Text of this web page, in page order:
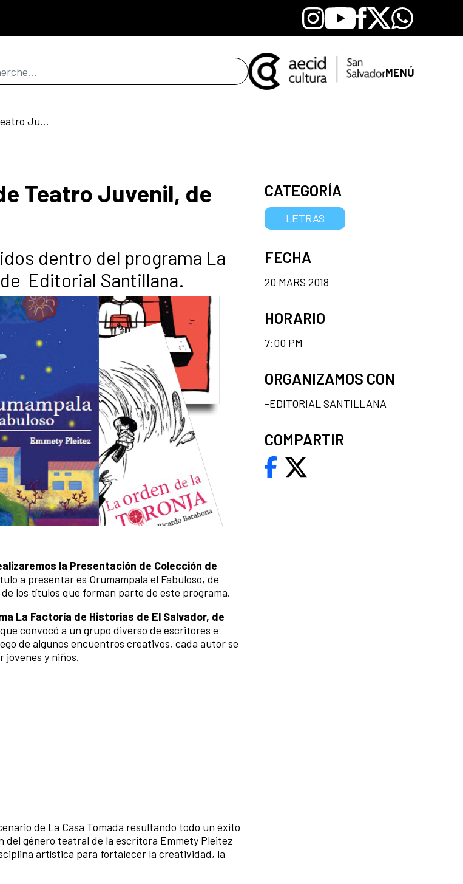
Instagram
YoutubeFacebook
X Whatsapp
recherche MENÚ
Presentación de Colección de Teatro Juvenil, de Editorial Santillana
Teatro Juvenil, de
dentro del programa La
Editorial Santillana.
la Presentación de Colección de
a presentar es Orumampala el Fabuloso, de
los títulos que forman parte de este programa.
La Factoría de Historias de El Salvador, de
convocó a un grupo diverso de escritores e
de algunos encuentros creativos, cada autor se
jóvenes y niños.
de La Casa Tomada resultando todo un éxito
del género teatral de la escritora Emmety Pleitez
artística para fortalecer la creatividad, la
CATEGORÍA
LETRAS
FECHA
20 MARS 2018
HORARIO
7:00 PM
ORGANIZAMOS CON
-EDITORIAL SANTILLANA
COMPARTIR